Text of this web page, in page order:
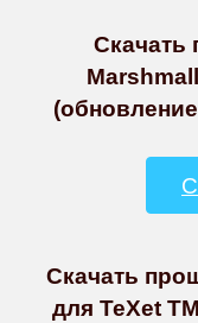
Скачать
Скачать
для TeXet